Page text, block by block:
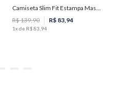
PP P M
R$139,90 R$ 83, 94
1x de R$83 94